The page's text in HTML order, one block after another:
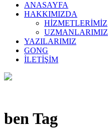
ANASAYFA
HAKKIMIZDA
HIZMETLERIMIZ
UZMANLARIMIZ
YAZILARIMIZ
GONG
İLETIŞIM
ben Tag